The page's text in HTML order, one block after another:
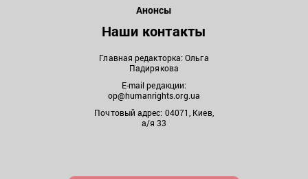
Анонсы
Наши контакты
Главная редакторка: Ольга
Падирякова
E-mail редакции:
op@humanrights.org.ua
Почтовый адрес: 04071, Киев,
а/я 33